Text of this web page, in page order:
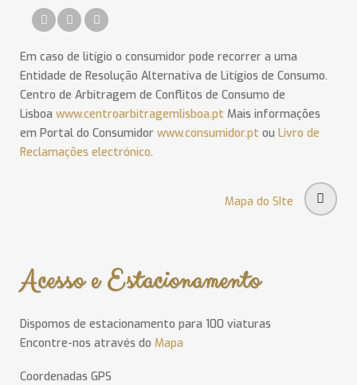
Em caso de litígio o consumidor pode recorrer a uma
Entidade de Resolução Alternativa de Litígios de Consumo.
Centro de Arbitragem de Conflitos de Consumo de
Lisboa www.centroarbitragemlisboa.pt Mais informações
em Portal do Consumidor www.consumidor.pt ou Livro de
Reclamações electrónico.
Mapa do SIte
Acesso e Estacionamento
Dispomos de estacionamento para 100 viaturas
Encontre-nos através do Mapa
Coordenadas GPS